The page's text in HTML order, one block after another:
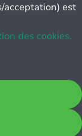
acceptation) est
des cookies.